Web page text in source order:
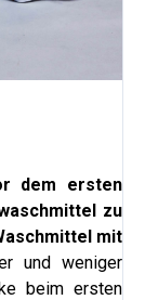
dem ersten
zu
mit
und weniger
beim ersten